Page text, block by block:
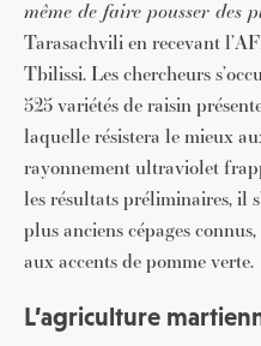
même de faire pousser des
Tarasachvili en recevant
Tbilissi. Les chercheurs
525 variétés de raisin
laquelle résistera le mieux
rayonnement ultraviolet
les résultats préliminaires, il
plus anciens cépages
aux accents de pomme verte.
L’agriculture